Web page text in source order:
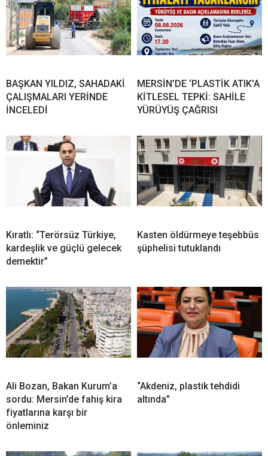
BAŞKAN YILDIZ, SAHADAKİ
ÇALIŞMALARI YERİNDE
İNCELEDİ
MERSİN’DE ‘PLASTİK ATIK’A
KİTLESEL TEPKİ: SAHİLE
YÜRÜYÜŞ ÇAĞRISI
Kıratlı: “Terörsüz Türkiye,
kardeşlik ve güçlü gelecek
demektir”
Kasten öldürmeye teşebbüs
şüphelisi tutuklandı
Ali Bozan, Bakan Kurum’a
sordu: Mersin’de fahiş kira
fiyatlarına karşı bir
önleminiz
“Akdeniz, plastik tehdidi
altında”